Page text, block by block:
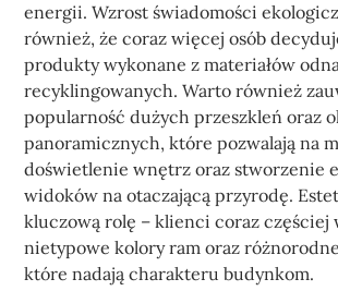
energii. Wzrost świadomości
również, że coraz więcej osób
produkty wykonane z materiałów
recyklingowanych. Warto również
popularność dużych przeszkleń oraz
panoramicznych, które pozwalają na
doświetlenie wnętrz oraz stworzenie
widoków na otaczającą przyrodę.
kluczową rolę – klienci coraz częściej
nietypowe kolory ram oraz
które nadają charakteru budynkom.